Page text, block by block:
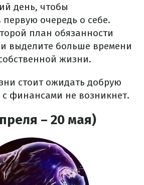
день, чтобы
первую очередь о себе.
план обязанности
выделите больше времени
жизни.
стоит ожидать добрую
с финансами не возникнет.
– 20 мая)